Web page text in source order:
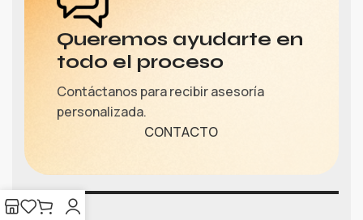
Queremos ayudarte en
todo el proceso
Contáctanos para recibir asesoría
personalizada.
CONTACTO